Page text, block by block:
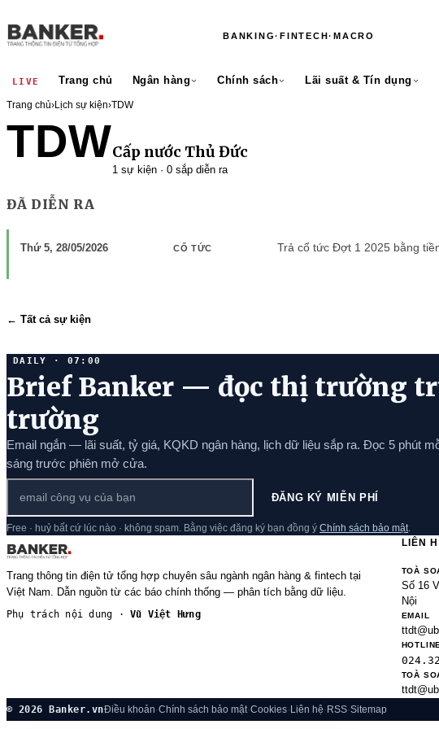
BANKING·FINTECH·MACRO
LIVE Trang chủ Ngân hàng Chính sách Lãi suất & Tín dụng
Trang chủ›Lịch sự kiện›TDW
TDWCấp nước Thủ Đức
1 sự kiện · 0 sắp diễn ra
ĐÃ DIỄN RA
Thứ 5, 28/05/2026 CỔ TỨC Trả cổ tức Đợt 1 2025 bằng
← Tất cả sự kiện
DAILY · 07:00
Brief Banker — đọc thị trường
trường
Email ngắn — lãi suất, tỷ giá, KQKD ngân hàng, lịch dữ liệu sắp ra. Đọc 5 phút
sáng trước phiên mở cửa.
ĐĂNG KÝ MIỄN PHÍ
Free · huỷ bất cứ lúc nào · không spam. Bằng việc đăng ký bạn đồng ý Chính sách bảo mật
Trang thông tin điện tử tổng hợp chuyên sâu ngành ngân hàng & fintech tại
Việt Nam. Dẫn nguồn từ các báo chính thống — phân tích bằng dữ liệu.
Phụ trách nội dung ·Vũ Việt Hưng
LIÊN
TOÀ
Số 16
Nội
EMAIL
HOTLINE
TOÀ
© 2026 Banker.vnĐiều khoản·Chính sách bảo mật·Cookies· Liên hệ· RSS·Sitemap